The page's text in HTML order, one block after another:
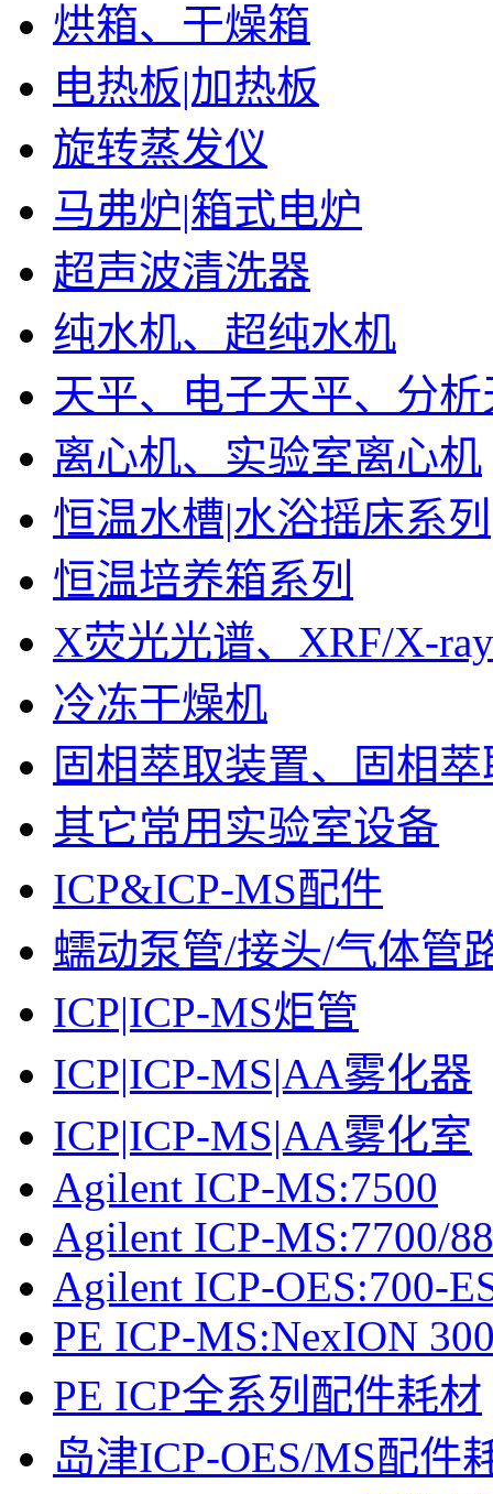
烘箱、干燥箱
电热板|加热板
旋转蒸发仪
马弗炉|箱式电炉
超声波清洗器
纯水机、超纯水机
天平、电子天平、分析
离心机、实验室离心机
恒温水槽|水浴摇床系列
恒温培养箱系列
X荧光光谱、XRF/X-ray
冷冻干燥机
固相萃取装置、固相
其它常用实验室设备
ICP&ICP-MS配件
蠕动泵管/接头/气体管
ICP|ICP-MS炬管
ICP|ICP-MS|AA雾化器
ICP|ICP-MS|AA雾化室
Agilent ICP-MS:7500
Agilent ICP-MS:7700/
Agilent ICP-OES:700-
PE ICP-MS:NexION
PE ICP全系列配件耗材
岛津ICP-OES/MS配件